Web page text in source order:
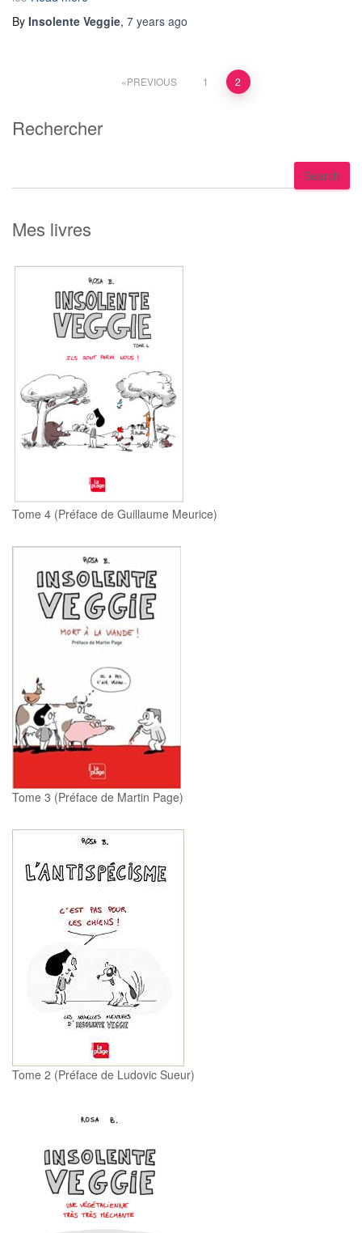
By Insolente Veggie, 7 years ago
PREVIOUS 1 2
Rechercher
e
c
Search
Mes livres
Tome 4 (Préface de Guillaume Meurice)
Tome 3 (Préface de Martin Page)
Tome 2 (Préface de Ludovic Sueur)